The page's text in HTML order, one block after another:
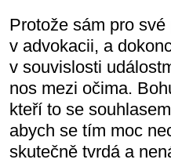
Protože sám pro
v advokacii, a
v souvislosti
nos mezi očima.
kteří to se
abych se tím moc
skutečně tvrdá a